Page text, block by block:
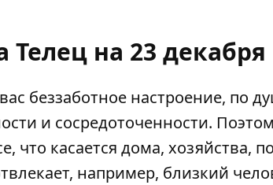
Телец на 23 декабря
беззаботное настроение, по
и сосредоточенности.
что касается дома, хозяйства,
например, близкий